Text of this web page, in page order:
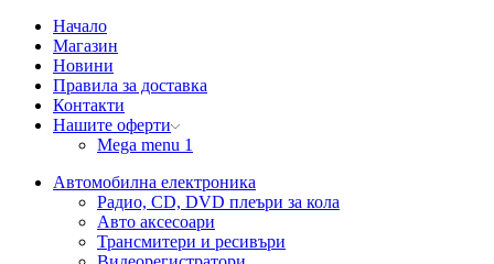
Начало
Магазин
Новини
Правила за доставка
Контакти
Нашите оферти
Mega menu 1
Автомобилна електроника
Радио, CD, DVD плеъри за кола
Авто аксесоари
Трансмитери и ресивъри